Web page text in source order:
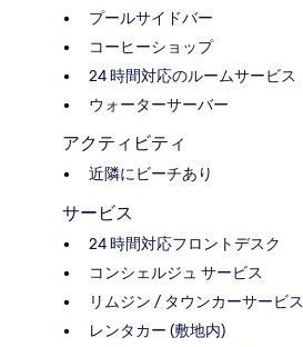
プールサイドバー
コーヒーショップ
24 時間対応のルームサービス
ウォーターサーバー
アクティビティ
近隣にビーチあり
サービス
24 時間対応フロントデスク
コンシェルジュ サービス
リムジン / タウンカーサービス
レンタカー (敷地内)